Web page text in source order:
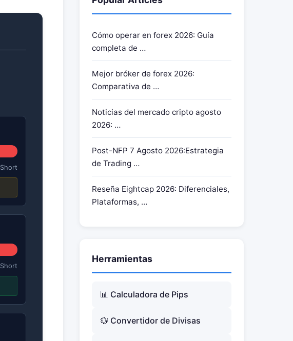
Short
Short
Cómo operar en forex 2026: Guía
completa de …
Mejor bróker de forex 2026:
Comparativa de …
Noticias del mercado cripto agosto
2026: …
Post-NFP 7 Agosto 2026:Estrategia
de Trading …
Reseña Eightcap 2026: Diferenciales,
Plataformas, …
Herramientas
📊 Calculadora de Pips
💱 Convertidor de Divisas